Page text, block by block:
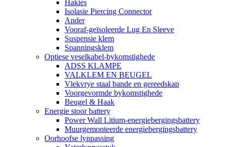
Hakies
Isolasie Piercing Connector
Ander
Vooraf-geïsoleerde Lug En Sleeve
Suspensie klem
Spanningsklem
Optiese veselkabel-bykomstighede
ADSS KLAMPE
VALKLEM EN BEUGEL
Vlekvrye staal bande en gereedskap
Voorgevormde bykomstighede
Beugel & Haak
Energie stoor battery
Power Wall Litium-energiebergingsbattery
Muurgemonteerde energiebergingsbattery
Oorhoofse lynpassing